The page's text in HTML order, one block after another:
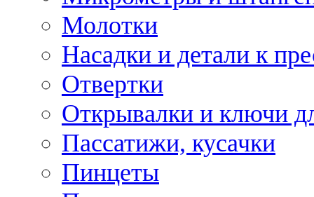
Молотки
Насадки и детали к
Отвертки
Открывалки и ключи
Пассатижи, кусачки
Пинцеты